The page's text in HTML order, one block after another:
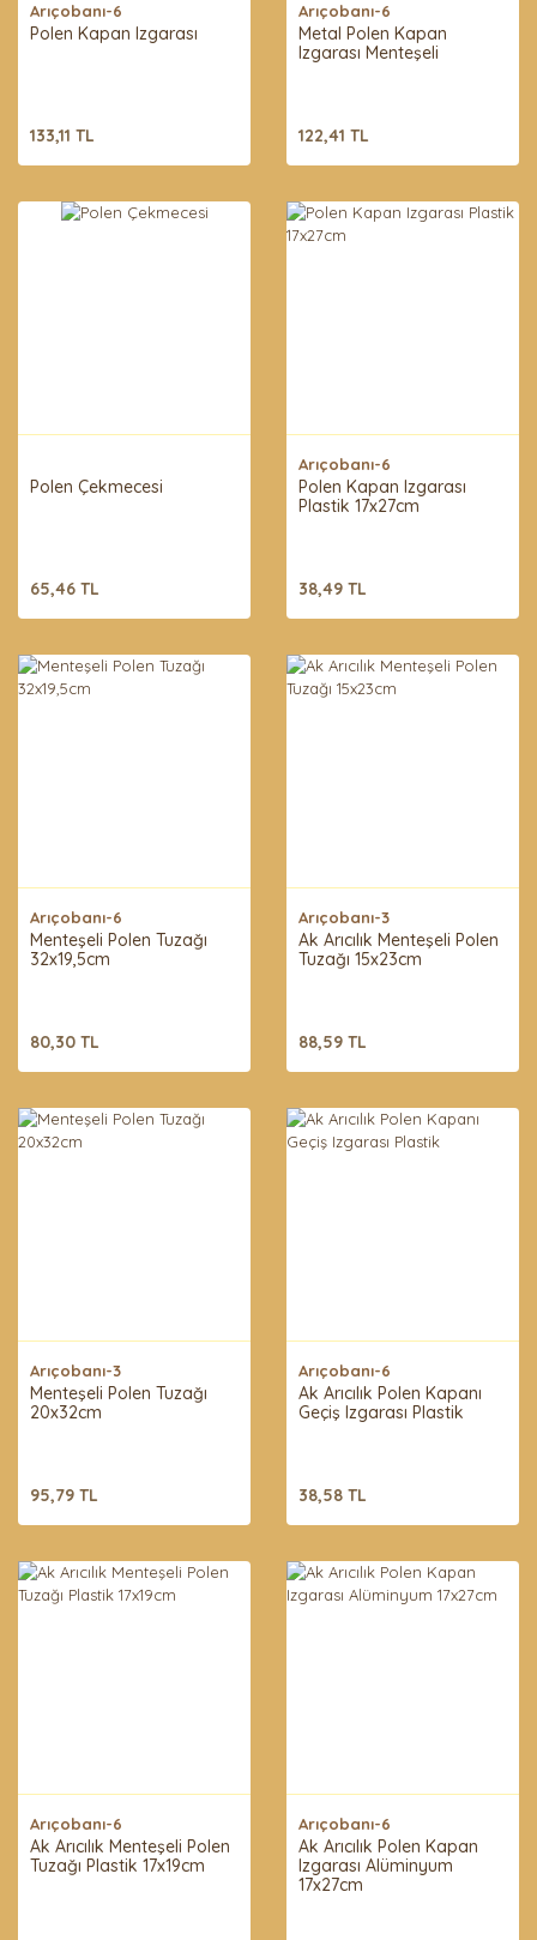
Arıçobanı-6
Polen Kapan Izgarası
133,11 TL
Arıçobanı-6
Metal Polen Kapan
Izgarası Menteşeli
122,41 TL
Polen Çekmecesi
65,46 TL
Arıçobanı-6
Polen Kapan Izgarası
Plastik 17x27cm
38,49 TL
Arıçobanı-6
Menteşeli Polen Tuzağı
32x19,5cm
80,30 TL
Arıçobanı-3
Ak Arıcılık Menteşeli Polen
Tuzağı 15x23cm
88,59 TL
Arıçobanı-3
Menteşeli Polen Tuzağı
20x32cm
95,79 TL
Arıçobanı-6
Ak Arıcılık Polen Kapanı
Geçiş Izgarası Plastik
38,58 TL
Arıçobanı-6
Ak Arıcılık Menteşeli Polen
Tuzağı Plastik 17x19cm
Arıçobanı-6
Ak Arıcılık Polen Kapan
Izgarası Alüminyum
17x27cm